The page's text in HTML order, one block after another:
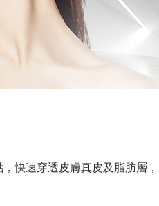
快速穿透皮膚真皮及脂肪層，